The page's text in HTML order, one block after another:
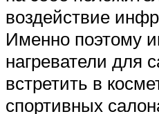
воздействие
Именно поэтому
нагреватели для
встретить в
спортивных